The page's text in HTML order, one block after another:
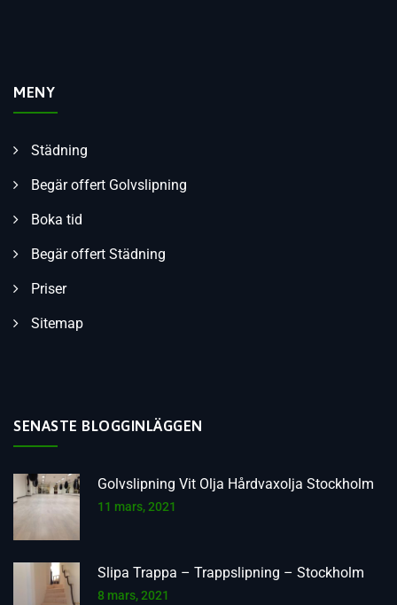
MENY
Städning
Begär offert Golvslipning
Boka tid
Begär offert Städning
Priser
Sitemap
SENASTE BLOGGINLÄGGEN
Golvslipning Vit Olja Hårdvaxolja Stockholm
11 mars, 2021
Slipa Trappa – Trappslipning – Stockholm
8 mars, 2021